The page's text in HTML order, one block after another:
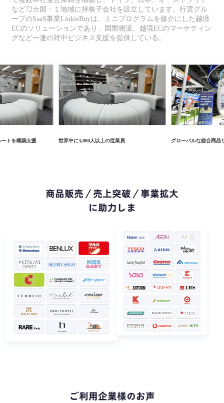
など72カ国・１地域に持株子会社を設立しています。行雲グル
ープのSaaS事業LinkieBuyは、ミニプログラムを媒介にした越境
ECのソリューションであり、国際物流、越境ECのマーケティン
グなど一連の対中ビジネス支援を提供している。
トを構築支援 世界中に3,000人以上の従業員 グローバルな総合商品
商品販売／売上突破／事業拡大
に助力しま
ご利用企業様のお声